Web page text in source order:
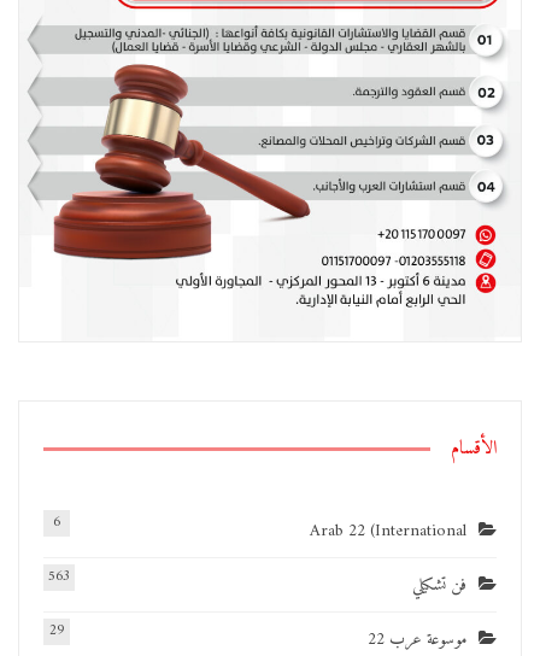
الأقسام
Arab 22 (International
6
فن تشكيلي 563
موسوعة عرب 22 29